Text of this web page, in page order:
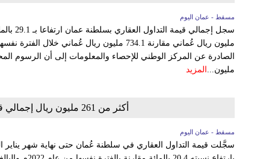
مسقط - عمان اليوم
مليون... المزيد
أكثر من 261 مليون ريال إجمالي قيمة التداول العقاري في سلطنة عُمان
مسقط - عمان اليوم